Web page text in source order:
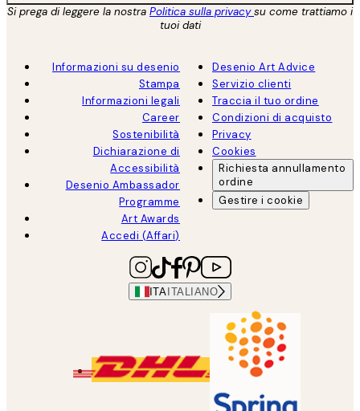
Si prega di leggere la nostra Politica sulla privacysu come trattiamo i
tuoi dati
Informazioni su desenio
Stampa
Informazioni legali
Career
Sostenibilità
Dichiarazione di
Accessibilità
Desenio Ambassador
Programme
Art Awards
Accedi (Affari)
Desenio Art Advice
Servizio clienti
Traccia il tuo ordine
Condizioni di acquisto
Privacy
Cookies
Richiesta annullamento
ordine
Gestire i cookie
ITA ITALIANO